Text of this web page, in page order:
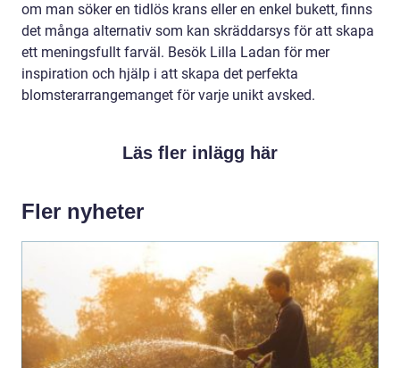
om man söker en tidlös krans eller en enkel bukett, finns
det många alternativ som kan skräddarsys för att skapa
ett meningsfullt farväl. Besök Lilla Ladan för mer
inspiration och hjälp i att skapa det perfekta
blomsterarrangemanget för varje unikt avsked.
Läs fler inlägg här
Fler nyheter